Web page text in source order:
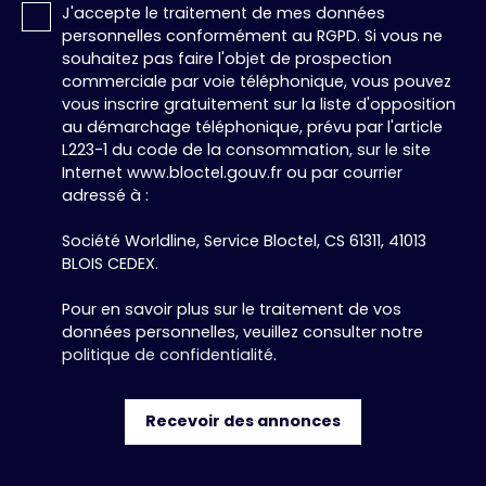
J'accepte le traitement de mes données
personnelles conformément au RGPD. Si vous ne
souhaitez pas faire l'objet de prospection
commerciale par voie téléphonique, vous pouvez
vous inscrire gratuitement sur la liste d'opposition
au démarchage téléphonique, prévu par l'article
L223-1 du code de la consommation, sur le site
Internet www.bloctel.gouv.fr ou par courrier
adressé à :
Société Worldline, Service Bloctel, CS 61311, 41013
BLOIS CEDEX.
Pour en savoir plus sur le traitement de vos
données personnelles, veuillez consulter notre
politique de confidentialité.
Recevoir des annonces